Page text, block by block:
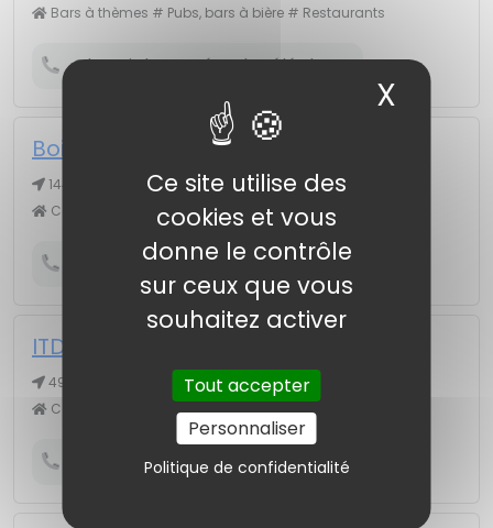
Ce site utilise des
cookies et vous
donne le contrôle
sur ceux que vous
souhaitez activer
Tout accepter
Personnaliser
Politique de confidentialité
X
Bars à thèmes # Pubs, bars à bière # Restaurants
Obtenir le numéro de téléphone
Boisnard Bruno
144 av Mar Foch, 86100 CHÂTELLERAULT
Cafés, bars
Obtenir le numéro de téléphone
ITDB
49 av Jean Jaurès, 86100 CHÂTELLERAULT
Cafés, bars
Obtenir le numéro de téléphone